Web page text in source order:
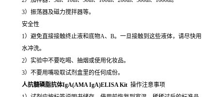
3）振荡器及磁力搅拌器等。
安全性
1）避免直接接触终止液和底物A、B。一旦接触到这些液体，请尽快用
水冲洗。
2）实验中不要吃喝、抽烟或使用化妆品。
3）不要用嘴吸取试剂盒里的任何成份。
人抗髓磷脂抗体IgA(AMA IgA)ELISA Kit 操作注意事项